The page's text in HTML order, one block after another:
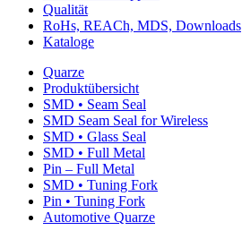
Qualität
RoHs, REACh, MDS, Downloads
Kataloge
Quarze
Produktübersicht
SMD • Seam Seal
SMD Seam Seal for Wireless
SMD • Glass Seal
SMD • Full Metal
Pin – Full Metal
SMD • Tuning Fork
Pin • Tuning Fork
Automotive Quarze